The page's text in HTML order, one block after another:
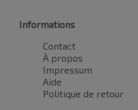
Informations
Contact
À propos
Impressum
Aide
Politique de retour